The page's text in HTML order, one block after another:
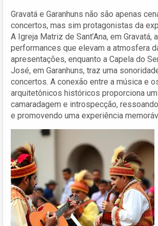
Gravatá e Garanhuns não são apenas
concertos, mas sim protagonistas da
A Igreja Matriz de Sant’Ana, em Gravatá,
performances que elevam a atmosfera
apresentações, enquanto a Capela do
José, em Garanhuns, traz uma
concertos. A conexão entre a música e
arquitetônicos históricos proporciona
camaradagem e introspecção,
e promovendo uma experiência